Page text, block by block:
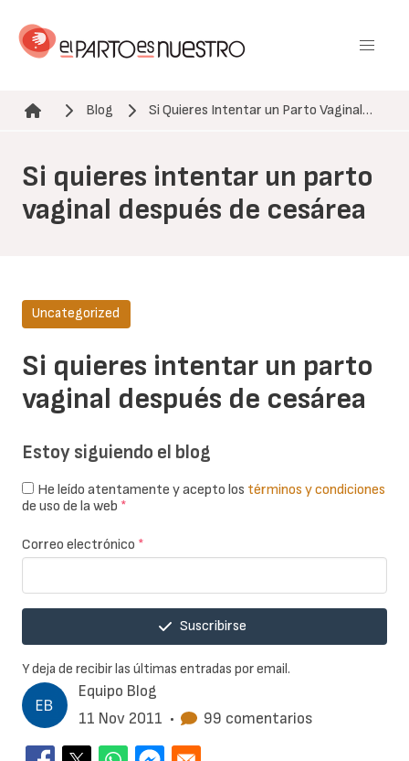
contenido
Ruta de navegación
Blog Si Quieres Intentar un Parto Vaginal…
Si quieres intentar un parto
vaginal después de cesárea
Equipo Blog
11 Nov 2011 • 99 comentarios
Si quieres intentar un parto
vaginal después de cesárea
Uncategorized
Estoy siguiendo el blog
He leído atentamente y acepto los términos y condiciones
de uso de la web *
Correo electrónico *
Suscribirse
Y deja de recibir las últimas entradas por email.